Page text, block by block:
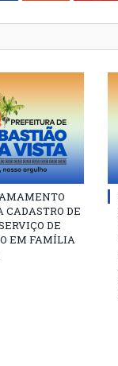
CADASTRO DE
DE
EM FAMÍLIA